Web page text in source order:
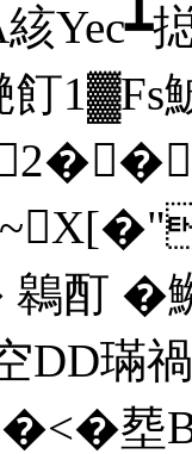
Yec┻
飣
酊 �
DD璊
�<�